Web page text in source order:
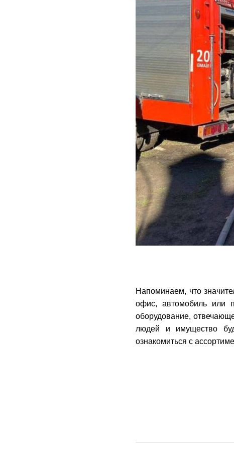
Напоминаем, что
офис, автомобиль или
оборудование,
людей и имущество
ознакомиться с